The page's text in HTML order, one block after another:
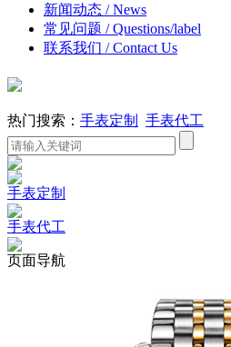
新闻动态 / News
常见问题 / Questions/label
联系我们 / Contact Us
热门搜索： 手表定制 手表代工
手表定制
手表代工
页面导航